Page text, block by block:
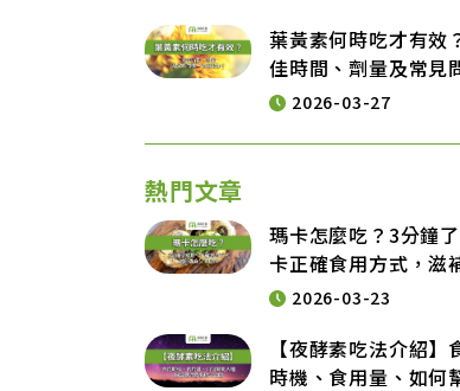
葉黃素何時吃才有效
佳時間、劑量及常見
一次告訴你！
2026-03-27
熱門文章
瑪卡怎麼吃？3分鐘
卡正確食用方式，滋
身又助提神
2026-03-23
【夜酵素吃法介紹】
時機、食用量、如何